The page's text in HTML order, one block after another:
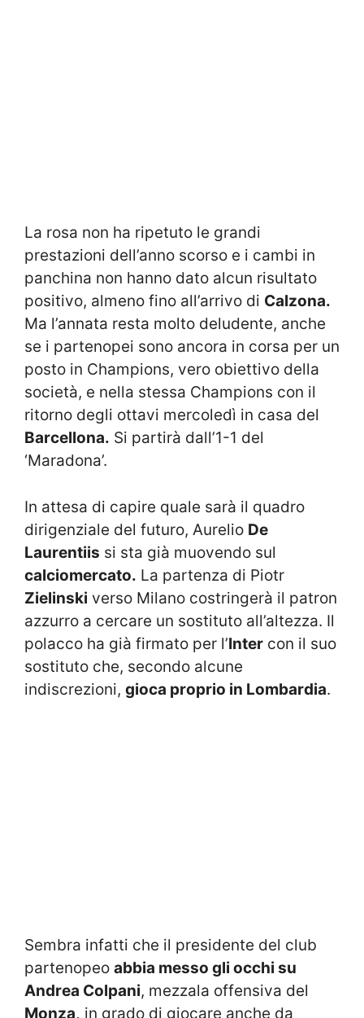
La rosa non ha ripetuto le grandi
prestazioni dell’anno scorso e i cambi in
panchina non hanno dato alcun risultato
positivo, almeno fino all’arrivo di Calzona.
Ma l’annata resta molto deludente, anche
se i partenopei sono ancora in corsa per un
posto in Champions, vero obiettivo della
società, e nella stessa Champions con il
ritorno degli ottavi mercoledì in casa del
Barcellona. Si partirà dall’1-1 del
‘Maradona’.
In attesa di capire quale sarà il quadro
dirigenziale del futuro, Aurelio De
Laurentiis si sta già muovendo sul
calciomercato. La partenza di Piotr
Zielinski verso Milano costringerà il patron
azzurro a cercare un sostituto all’altezza. Il
polacco ha già firmato per l’Inter con il suo
sostituto che, secondo alcune
indiscrezioni, gioca proprio in Lombardia.
Sembra infatti che il presidente del club
partenopeo abbia messo gli occhi su
Andrea Colpani, mezzala offensiva del
Monza, in grado di giocare anche da